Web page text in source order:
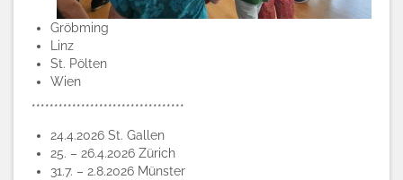
Gröbming
Linz
St. Pölten
Wien
**********************************
24.4.2026 St. Gallen
25. – 26.4.2026 Zürich
31.7. – 2.8.2026 Münster